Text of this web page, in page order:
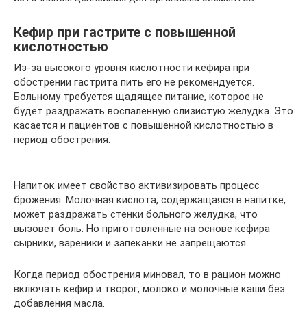
Кефир при гастрите с повышенной
кислотностью
Из-за высокого уровня кислотности кефира при
обострении гастрита пить его не рекомендуется.
Больному требуется щадящее питание, которое не
будет раздражать воспаленную слизистую желудка. Это
касается и пациентов с повышенной кислотностью в
период обострения.
Напиток имеет свойство активизировать процесс
брожения. Молочная кислота, содержащаяся в напитке,
может раздражать стенки больного желудка, что
вызовет боль. Но приготовленные на основе кефира
сырники, вареники и запеканки не запрещаются.
Когда период обострения миновал, то в рацион можно
включать кефир и творог, молоко и молочные каши без
добавления масла.